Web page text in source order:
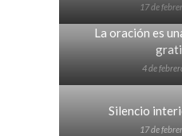
17 de
La oración es
4 de
Silencio
17 de